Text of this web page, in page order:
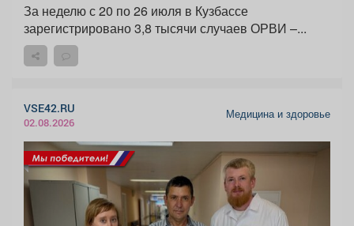
За неделю с 20 по 26 июля в Кузбассе
зарегистрировано 3,8 тысячи случаев ОРВИ –...
VSE42.RU
02.08.2026
Медицина и здоровье